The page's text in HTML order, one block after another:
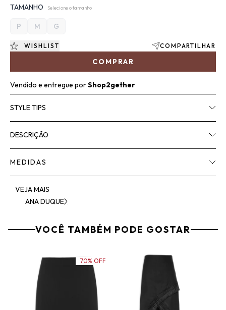
TAMANHO Selecione o tamanho
P M G
COMPRAR
WISHLIST COMPARTILHAR
Vendido e entregue porShop2gether
STYLE TIPS
DESCRIÇÃO
MEDIDAS
VEJA MAIS
ANA DUQUE
VOCÊ TAMBÉM PODE GOSTAR
70% OFF